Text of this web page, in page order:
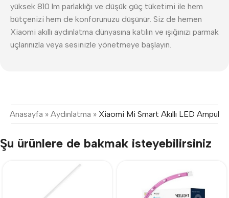
yüksek 810 lm parlaklığı ve düşük güç tüketimi ile hem
bütçenizi hem de konforunuzu düşünür. Siz de hemen
Xiaomi akıllı aydınlatma dünyasına katılın ve ışığınızı parmak
uçlarınızla veya sesinizle yönetmeye başlayın.
Anasayfa » Aydınlatma » Xiaomi Mi Smart Akıllı LED Ampul
Şu ürünlere de bakmak isteyebilirsiniz